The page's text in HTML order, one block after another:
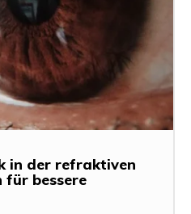
in der refraktiven
für bessere